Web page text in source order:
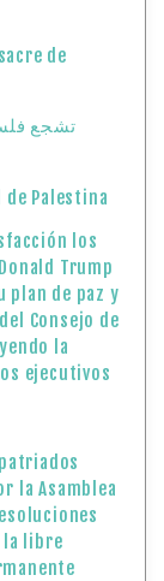
de
تشجع
de Palestina
los
Trump
plan de paz y
Consejo de
la
ejecutivos
la Asamblea
la libre